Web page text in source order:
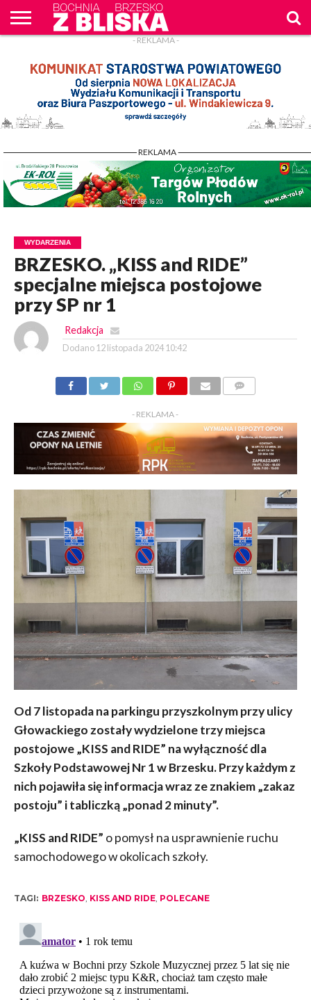
WPROST
REKLAM
- REKLAMA -
- REKLAMA -
WYDARZENIA
BRZESKO. „KISS and RIDE”
specjalne miejsca postojowe
przy SP nr 1
Redakcja
Dodano 12 listopada 2024 10:42
- REKLAMA -
Od 7 listopada na parkingu przyszkolnym przy ulicy
Głowackiego zostały wydzielone trzy miejsca
postojowe „KISS and RIDE” na wyłączność dla
Szkoły Podstawowej Nr 1 w Brzesku. Przy każdym z
nich pojawiła się informacja wraz ze znakiem „zakaz
postoju” i tabliczką „ponad 2 minuty”.
„KISS and RIDE” o pomysł na usprawnienie ruchu
samochodowego w okolicach szkoły.
TAGI: BRZESKO, KISS AND RIDE, POLECANE